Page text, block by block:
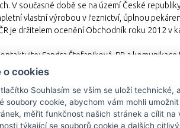
V současné době se na území České
vlastní výrobou v řeznictví, úplnou
je držitelem ocenění Obchodník roku 2012 v
Sandra Štefaniková, PR a
Melantrichova 5, 110 00 Praha 1
o cookies
Souhlasím se vším se uloží technické,
soubory cookie, abychom vám mohli
měřit funkčnost našich stránek a cílit na
týkající se souborů cookie a dalších